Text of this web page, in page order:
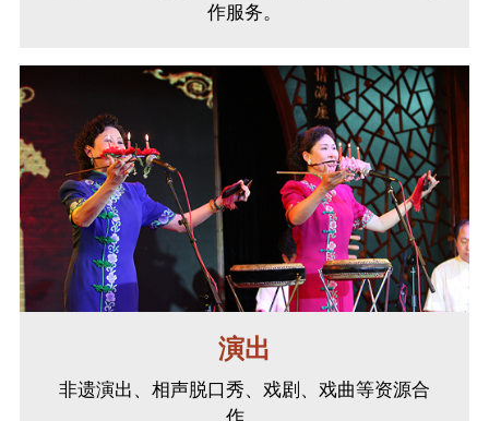
作服务。
演出
非遗演出、相声脱口秀、戏剧、戏曲等资源合